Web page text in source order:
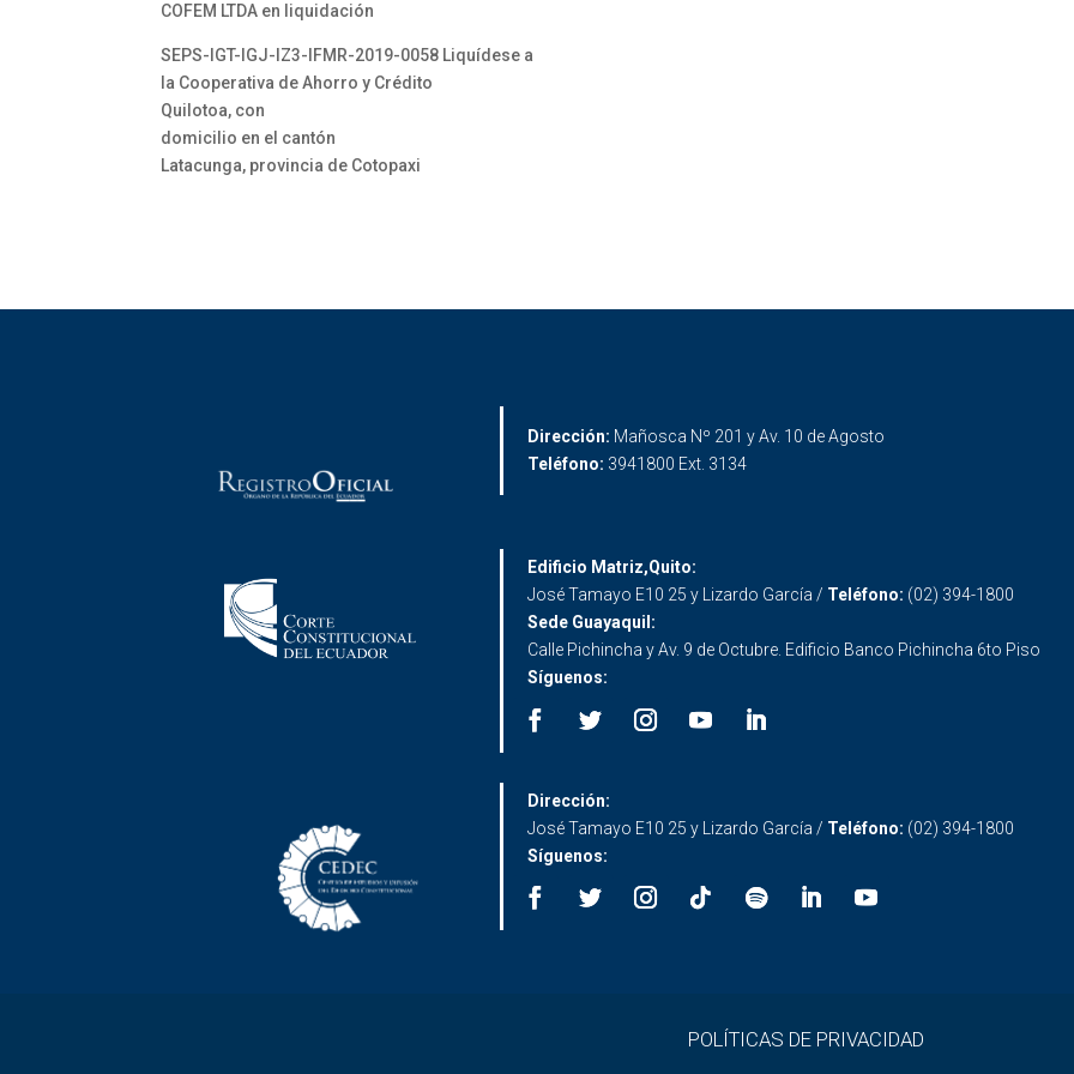
COFEM LTDA en liquidación
SEPS-IGT-IGJ-IZ3-IFMR-2019-0058 Liquídese a
la Cooperativa de Ahorro y Crédito
Quilotoa, con
domicilio en el cantón
Latacunga, provincia de Cotopaxi
Dirección: Mañosca Nº 201 y Av. 10 de Agosto
Teléfono: 3941800 Ext. 3134
Edificio Matriz,Quito:
José Tamayo E10 25 y Lizardo García / Teléfono: (02) 394-1800
Sede Guayaquil:
Calle Pichincha y Av. 9 de Octubre. Edificio Banco Pichincha 6to Piso
Síguenos:
Dirección:
José Tamayo E10 25 y Lizardo García / Teléfono: (02) 394-1800
Síguenos:
POLÍTICAS DE PRIVACIDAD